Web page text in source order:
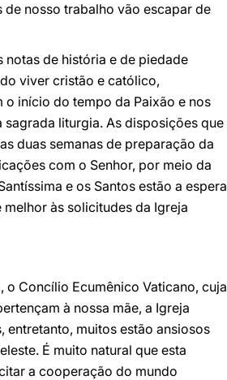
nosso trabalho vão escapar de
notas de história e de piedade
viver cristão e católico,
o início do tempo da Paixão e nos
liturgia. As disposições que
duas semanas de preparação da
com o Senhor, por meio da
e os Santos estão a espera
às solicitudes da Igreja
o Concílio Ecumênico Vaticano, cuja
à nossa mãe, a Igreja
entretanto, muitos estão ansiosos
É muito natural que esta
a cooperação do mundo